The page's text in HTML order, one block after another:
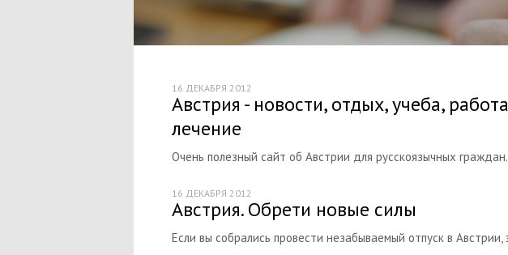
Австрия - новости, отдых, учеба,
лечение
Очень полезный сайт об Австрии для русскоязычных граждан.
16 ДЕКАБРЯ 2012
Австрия. Обрети новые силы
Если вы собрались провести незабываемый отпуск в
16 ДЕКАБРЯ 2012